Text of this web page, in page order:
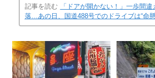
記事を読む
「ドアが開かない！」一歩間
落…あの日、国道488号でのドライブは“命